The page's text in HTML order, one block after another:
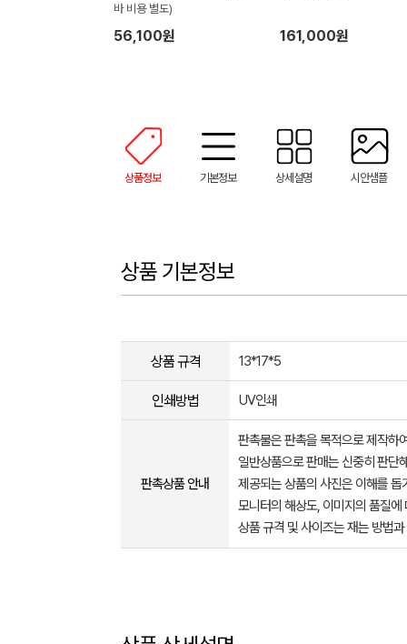
바 비용 별도)
56,100원 161,000원
상품정보 기본정보 상세설명 시안샘플
상품 기본정보
상품 규격 13*17*5
인쇄방법 UV인쇄
판촉상품 안내
판촉물은 판촉을 목적으로 제작하
일반상품으로 판매는 신중히 판단
제공되는 상품의 사진은 이해를
모니터의 해상도, 이미지의 품질
상품 규격 및 사이즈는 재는 방법